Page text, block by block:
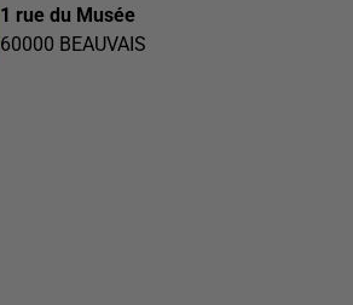
1 rue du Musée
60000 BEAUVAIS